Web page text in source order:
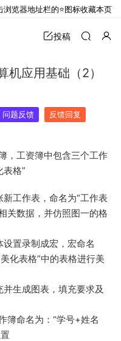
投稿
应用基础（2）
问题反馈 反馈回复
，工资簿中包含三个工作
表格”
工作表，命名为“工作表
关数据，并仿照图一的格
置录制成宏，宏命名
化表格”中的表格进行美
生成图表，填充要求及
簿命名为：“学号+姓名
浏览器地址栏的⭐图标收藏本页